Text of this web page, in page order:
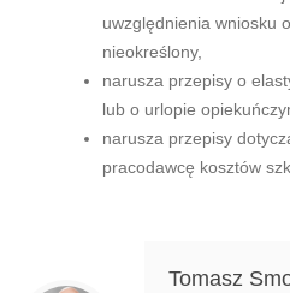
uwzględnienia wniosku
nieokreślony,
narusza przepisy o
lub o urlopie
narusza przepisy
pracodawcę kosztów
Tomasz